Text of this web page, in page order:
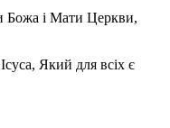
Божа і Мати Церкви,
Який для всіх є